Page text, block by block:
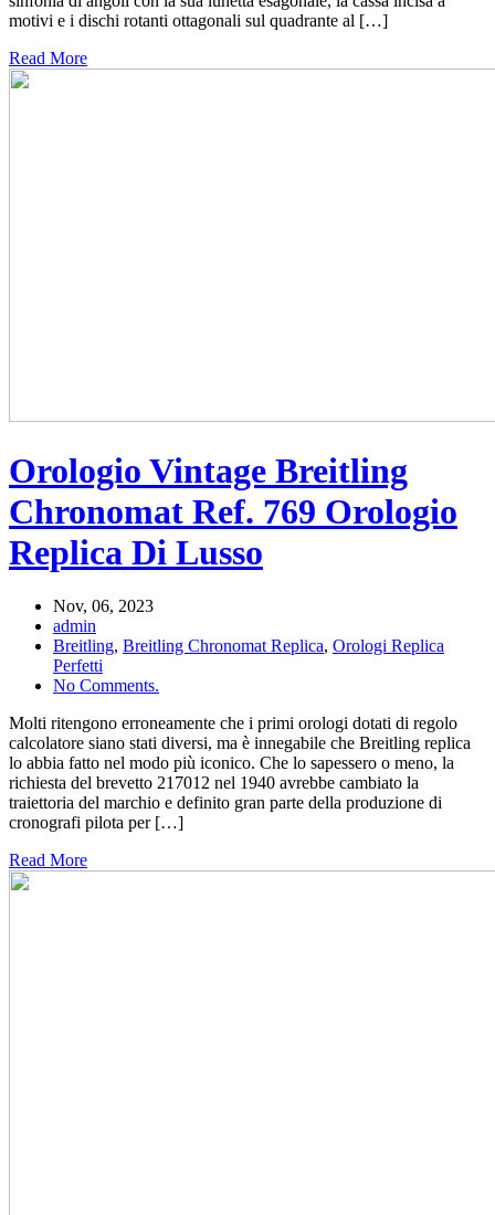
motivi e i dischi rotanti ottagonali sul quadrante al […]
Read More
Orologio Vintage Breitling
Chronomat Ref. 769 Orologio
Replica Di Lusso
Nov, 06, 2023
admin
Breitling, Breitling Chronomat Replica, Orologi Replica
Perfetti
No Comments.
Molti ritengono erroneamente che i primi orologi dotati di regolo
calcolatore siano stati diversi, ma è innegabile che Breitling replica
lo abbia fatto nel modo più iconico. Che lo sapessero o meno, la
richiesta del brevetto 217012 nel 1940 avrebbe cambiato la
traiettoria del marchio e definito gran parte della produzione di
cronografi pilota per […]
Read More